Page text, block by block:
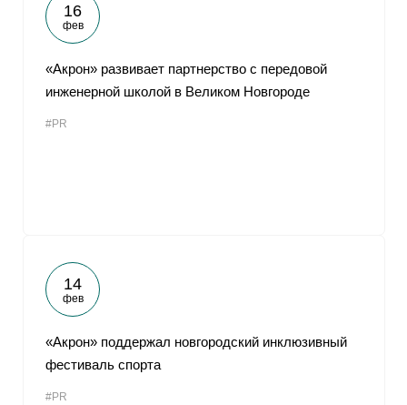
16
фев
«Акрон» развивает партнерство с передовой
инженерной школой в Великом Новгороде
#PR
14
фев
«Акрон» поддержал новгородский инклюзивный
фестиваль спорта
#PR